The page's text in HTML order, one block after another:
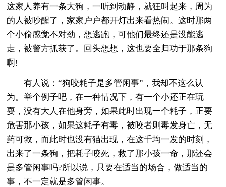
这家人养有一条大狗，一听到动静，就狂叫起来，周为
的人被吵醒了，家家户户都开灯出来看热闹。这时那两
个小偷感觉不对劲，想逃跑，可他们最终还是没能逃
走，被警方抓获了。回头想想，这也要全归功于那条狗
啊!
有人说：“狗咬耗子是多管闲事”，我却不这么认
为。举个例子吧，在一种情况下，有一个小还正在玩
耍，没有大人在他身旁，如果此时出现一个耗子，正要
危害那小孩，如果这耗子有毒，被咬者则毒发身亡，无
药可救，而此时也没有猫出现，在这千均一发的时刻，
出来了一条狗，把耗子咬死，救了那小孩一命，那还会
是多管闲事吗?所以说，只要在适当的场合，做适当的
事，不一定就是多管闲事。